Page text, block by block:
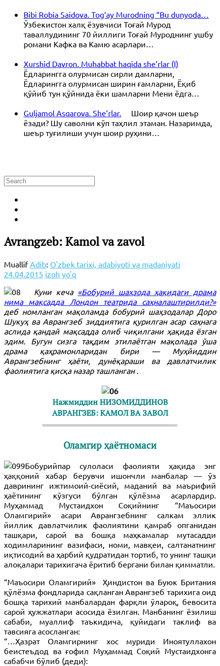
Bibi Robia Saidova. Tog‘ay Murodning “Bu dunyoda…
Ўзбекистон халқ ёзувчиси Тоғай Мурод
таваллудининг 70 йиллиги Тоғай Муроднинг ушбу
романи Кафка ва Камю асарлари…
Xurshid Davron. Muhabbat haqida she’rlar (I)
Ёдларингга олурмисан сирли дамларни,
Ёдларингга олурмисан ширин ғамларни, Ёқиб
қўйиб тун қўйнида ёки шамларни Мени ёдга…
Guljamol Asqarova. She’rlar.
Шоир қачон шеър
ёзади? Шу саволни кўп таҳлил этаман. Назаримда,
шеър туғилиши учун шоир руҳини…
Avrangzeb: Kamol va zavol
Muallif Adib: O'zbek tarixi, adabiyoti va madaniyati
24.04.2015 izoh yo'q
Куни кеча «Бобурий шаҳзода ҳақидаги драма
нима мақсадда Лондон театрида саҳналаштирилди?»
деб номланган мақоламда бобурий шаҳзодалар Доро
Шукуҳ ва Аврангзеб зиддиятига қурилган асар саҳнага
аслида қандай мақсадда олиб чиқилгани ҳақида ёзган
эдим. Бугун сизга тақдим этилаётган мақолада ўша
драма қаҳрамонларидан бири — Муҳйиддин
Аврангзебнинг ҳаёти, дунёқараши ва давлатчилик
фаолиятига қисқа назар ташланган .
Нажмиддин НИЗОМИДДИНОВ
АВРАНГЗЕБ: КАМОЛ ВА ЗАВОЛ
Оламгир ҳаётномаси
Бобурийпар сулоласи фаолияти ҳақида энг
ҳаққоний хабар берувчи ишончли манбалар — ўз
даврининг ижтимоий-сиёсий, маданий ва маърифий
ҳаётининг кўзгуси бўлган қўлёзма асарлардир.
Муҳаммад Мустаидхон Соқийнинг “Маъосири
Оламгирий» асари Аврангзебнинг салкам эллик
йиллик давлатчилик фаолиятини қамраб опганидан
ташқари, сарой ва бошқа маҳкамалар мутасадди
ходимларининг вазифаси, номи, мавқеи, салтанатнинг
иқтисодий ва ҳарбий қудратидан тортиб, то унинг ташқи
алоқалари тарихигача ёритиб бергани билан қимматли.
“Маъосири Оламгирий» Ҳиндистон ва Буюк Британия
қўлёзма фондларида сақланган Аврангзеб тарихига оид
бошқа тарихий манбалардан фарқли ўлароқ, бевосита
сарой ҳужжатлари асосида ёзилган. Манбанинг ёзилиш
сабаби, муаллиф таъкидича, қуйидаги таклиф ва
тавсияга асосланган:
“…Ҳазрат Оламгирнинг хос муриди Иноятуллахон
беистеъдод ва ғофил Муҳаммад Соқий Мустаидхонга
сабабчи бўлиб (деди):